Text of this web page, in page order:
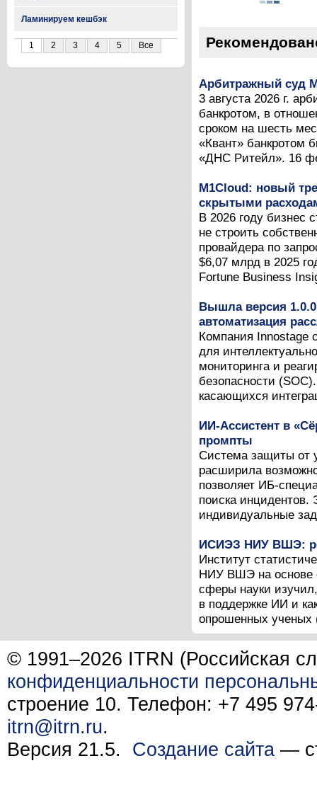
Ламинируем кешбэк
1 2 3 4 5 Все
Арбитражный суд
3 августа 2026 г.
банкротом, в
сроком на шесть
«Квант» банкротом
«ДНС Ритейл». 16
M1Cloud: новый
скрытыми
В 2026 году бизнес
не строить
провайдера по
$6,07 млрд в 2025
Fortune Business
Вышла версия
автоматизация
Компания Innostage
для
мониторинга и
безопасности
касающихся
ИИ-Ассистент в
промпты
Система защиты от
расширила
позволяет ИБ-
поиска инцидентов.
индивидуальные
ИСИЭЗ НИУ ВШЭ:
Институт
НИУ ВШЭ на основе
сферы науки
в поддержке ИИ и
опрошенных ученых
© 1991–2026 ITRN (Российская
конфиденциальности
строение 10. Телефон: +7 495
itrn@itrn.ru.
Версия 21.5. Создание сайта —